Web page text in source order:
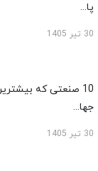
پا...
30 تیر 1405
10 صنعتی که بیشترین
جها...
30 تیر 1405